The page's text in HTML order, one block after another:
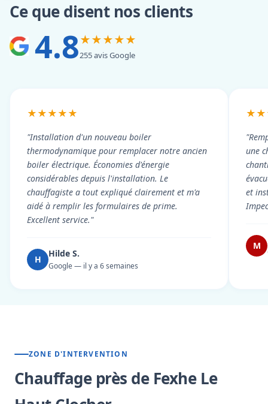
Ce que disent nos clients
4.8★★★★★
255 avis Google
★★★★★
"Installation d'un nouveau boiler
thermodynamique pour remplacer notre ancien
boiler électrique. Économies d'énergie
considérables depuis l'installation. Le
chauffagiste a tout expliqué clairement et m'a
aidé à remplir les formulaires de prime.
Excellent service."
H
Hilde S.
Google — il y a 6 semaines
une
et
M
ZONE D'INTERVENTION
Chauffage près de Fexhe Le